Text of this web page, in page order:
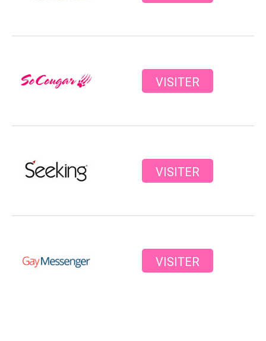
VISITER
VISITER
VISITER